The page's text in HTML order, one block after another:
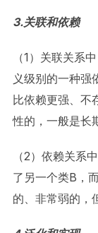
3.关联和依赖
（1）关联关系
义级别的一种强
比依赖更强、不
性的，一般是长
（2）依赖关系
了另一个类B，
的、非常弱的，